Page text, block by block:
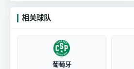
相关球队
葡萄牙